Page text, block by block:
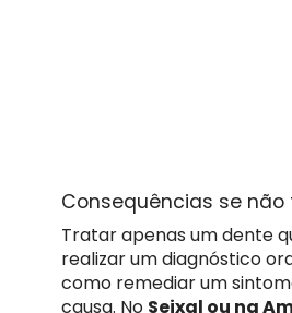
Consequências se
Tratar apenas um dente
realizar um diagnóstico
como remediar um
causa. No Seixal ou na